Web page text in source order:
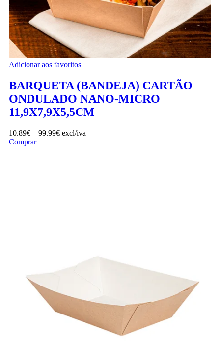
Adicionar aos favoritos
BARQUETA (BANDEJA) CARTÃO
ONDULADO NANO-MICRO
11,9X7,9X5,5CM
10.89€ – 99.99€ excl/iva
Comprar